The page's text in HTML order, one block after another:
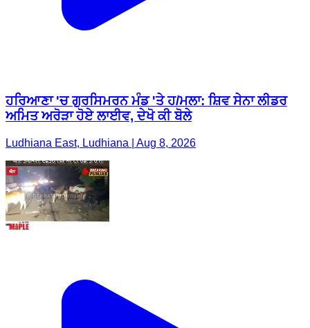
ਹਰਿਆਣਾ 'ਚ ਗੁਰਸਿਮਰਨ ਮੰਡ 'ਤੇ ਹ/ਮਲਾ: ਸ਼ਿਵ ਸੇਨਾ ਲੀਡਰ
ਅਮਿਤ ਅਰੋੜਾ ਹੋਏ ਲਾਈਵ, ਦੇਖੋ ਕੀ ਬੋਲੇ
Ludhiana East, Ludhiana | Aug 8, 2026